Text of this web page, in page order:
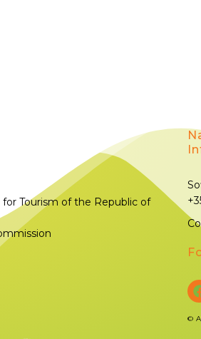
Tourism of the Republic of
©